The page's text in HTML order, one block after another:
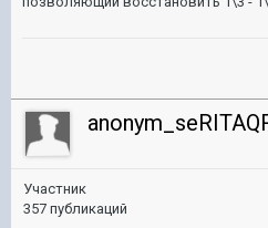
Участник
357 публикаций